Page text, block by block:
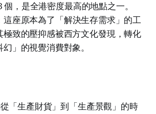
，是全港密度最高的地點之一。
這座原本為了「解決生存需求」的工
極致的壓抑感被西方文化發現，轉化
」的視覺消費對象。
「生產財貨」到「生產景觀」的時